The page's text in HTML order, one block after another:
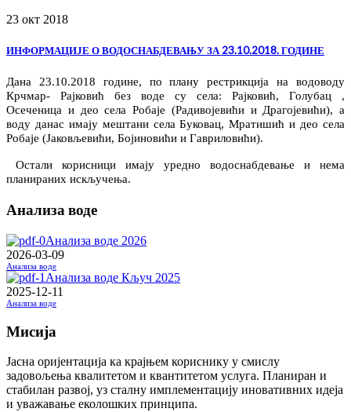
23 окт 2018
ИНФОРМАЦИЈЕ О ВОДОСНАБДЕВАЊУ ЗА 23.10.2018. ГОДИНЕ
Дана 23.10.2018 године, по плану рестрикција на водоводу
Крчмар- Рајковић без воде су села: Рајковић, Голубац ,
Осеченица и део села Робаје (Радивојевићи и Драгојевићи), а
воду данас имају мештани села Буковац, Мратишић и део села
Робаје (Јаковљевићи, Бојиновићи и Гавриловићи).
Остали корисници имају уредно водоснабдевање и нема
планираних искључења.
Анализа воде
Анализа воде 2026
2026-03-09
Анализа воде
Анализа воде Кључ 2025
2025-12-11
Анализа воде
Мисија
Јасна оријентација ка крајњем кориснику у смислу
задовољења квалитетом и квантитетом услуга. Планиран и
стабилан развој, уз сталну имплементацију иновативних идеја
и уважавање еколошких принципа.